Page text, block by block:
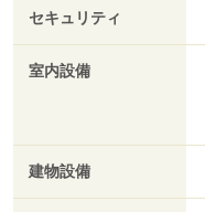
セキュリティ
室内設備
建物設備